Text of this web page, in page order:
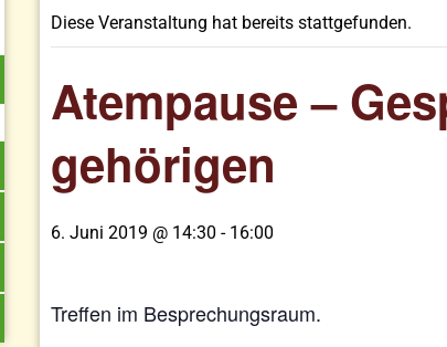
Diese Veranstaltung hat bereits stattgefunden.
Atempause –
gehörigen
6. Juni 2019 @ 14:30 - 16:00
Treffen im Besprechungsraum.